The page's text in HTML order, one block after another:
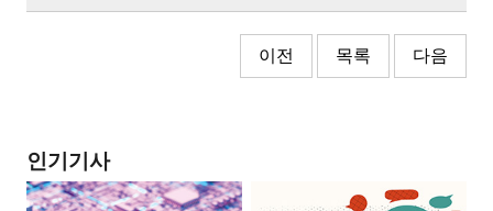
이전 목록 다음
인기기사